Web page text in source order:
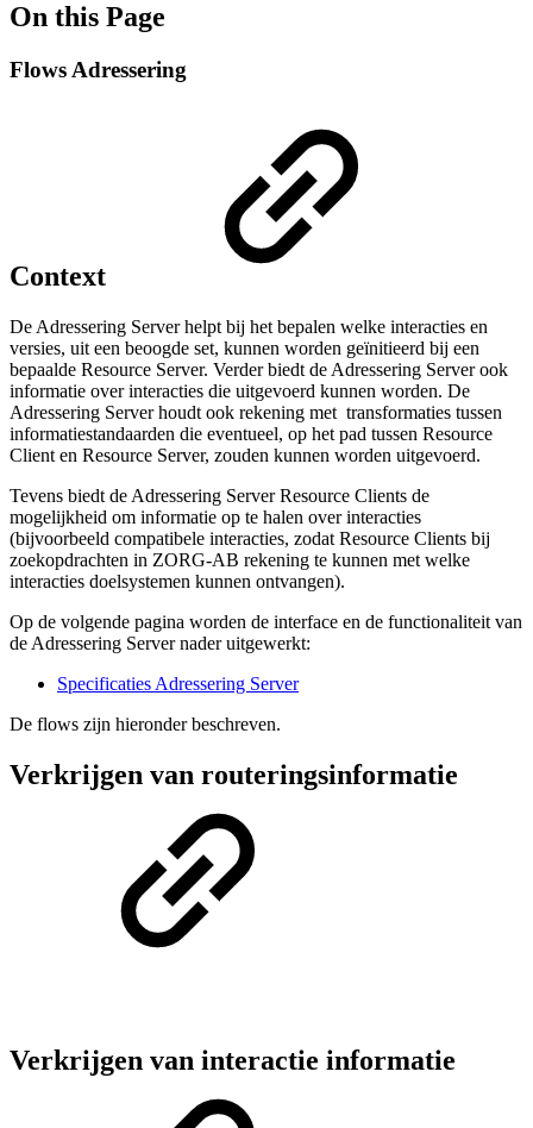
On this Page
Flows Adressering
Context
De Adressering Server helpt bij het bepalen welke interacties en
versies, uit een beoogde set, kunnen worden geïnitieerd bij een
bepaalde Resource Server. Verder biedt de Adressering Server ook
informatie over interacties die uitgevoerd kunnen worden. De
Adressering Server houdt ook rekening met transformaties tussen
informatiestandaarden die eventueel, op het pad tussen Resource
Client en Resource Server, zouden kunnen worden uitgevoerd.
Tevens biedt de Adressering Server Resource Clients de
mogelijkheid om informatie op te halen over interacties
(bijvoorbeeld compatibele interacties, zodat Resource Clients bij
zoekopdrachten in ZORG-AB rekening te kunnen met welke
interacties doelsystemen kunnen ontvangen).
Op de volgende pagina worden de interface en de functionaliteit van
de Adressering Server nader uitgewerkt:
Specificaties Adressering Server
De flows zijn hieronder beschreven.
Verkrijgen van routeringsinformatie
Verkrijgen van interactie informatie